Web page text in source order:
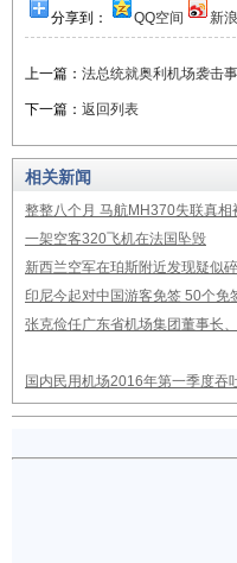
分享到： QQ空间 新
上一篇： 法总统就奥利机场袭击
下一篇： 返回列表
相关新闻
整整八个月 马航MH370失联真相
一架空客320飞机在法国坠毁
新西兰空军在珀斯附近发现疑似
印尼今起对中国游客免签 50个免
张克俭任广东省机场集团董事长
国内民用机场2016年第一季度吞